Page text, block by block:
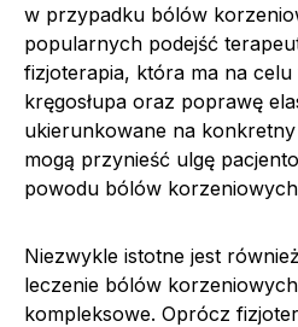
w przypadku bólów
popularnych podejść
fizjoterapia, która ma na celu
kręgosłupa oraz poprawę
ukierunkowane na
mogą przynieść ulgę
powodu bólów
Niezwykle istotne jest
leczenie bólów
kompleksowe. Oprócz